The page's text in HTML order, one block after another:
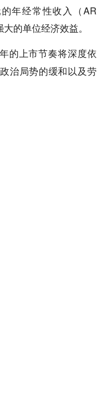
年经常性收入（AR
的单位经济效益。
的上市节奏将深度依
治局势的缓和以及劳